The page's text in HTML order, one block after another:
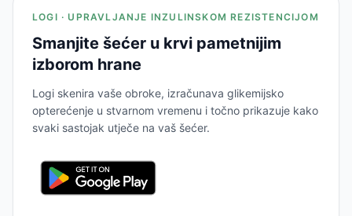
LOGI · UPRAVLJANJE INZULINSKOM REZISTENCIJOM
Smanjite šećer u krvi pametnijim
izborom hrane
Logi skenira vaše obroke, izračunava glikemijsko
opterećenje u stvarnom vremenu i točno prikazuje kako
svaki sastojak utječe na vaš šećer.